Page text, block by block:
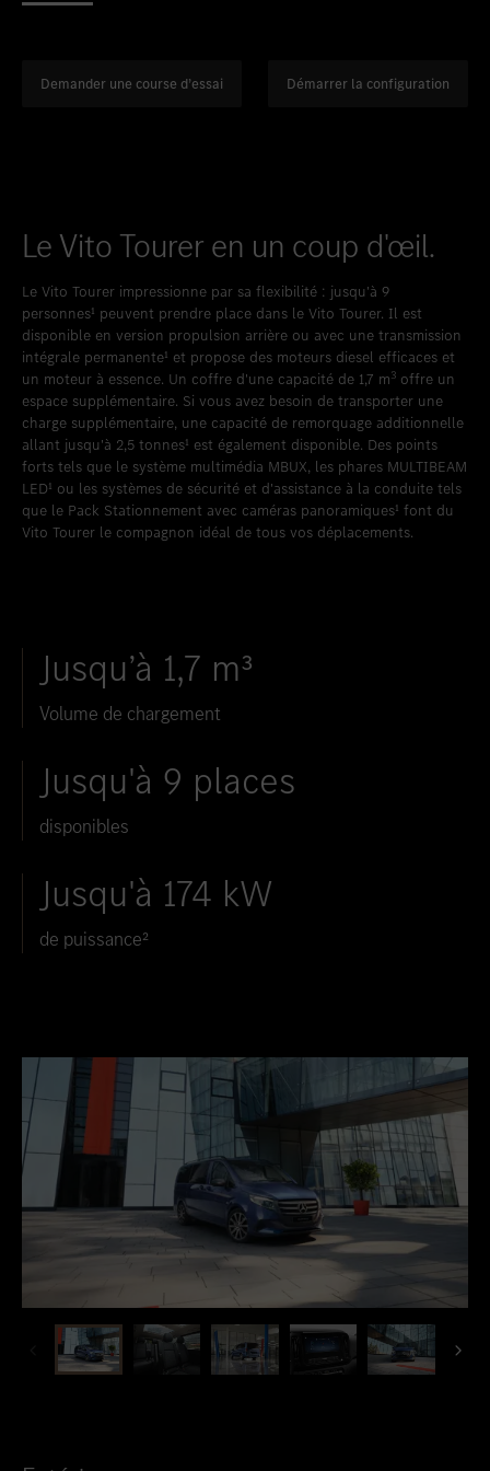
Favoriser le lieu
Bümpliz
Favoriser le lieu
Uetendorf
Favoriser le lieu
Vezia
Favoriser le lieu
Wettingen
Favoriser le lieu
Wetzikon
Favoriser le lieu
Winterthur
Favoriser le lieu
Zürich-Nord
Demander une course d’essai Démarrer la configuration
Le Vito Tourer en un coup d'œil.
Le Vito Tourer impressionne par sa flexibilité : jusqu'à 9
personnes¹ peuvent prendre place dans le Vito Tourer. Il est
disponible en version propulsion arrière ou avec une transmission
intégrale permanente¹ et propose des moteurs diesel efficaces et
un moteur à essence. Un coffre d'une capacité de 1,7 m3 offre un
espace supplémentaire. Si vous avez besoin de transporter une
charge supplémentaire, une capacité de remorquage additionnelle
allant jusqu'à 2,5 tonnes¹ est également disponible. Des points
forts tels que le système multimédia MBUX, les phares MULTIBEAM
LED¹ ou les systèmes de sécurité et d'assistance à la conduite tels
que le Pack Stationnement avec caméras panoramiques¹ font du
Vito Tourer le compagnon idéal de tous vos déplacements.
Jusqu’à 1,7 m³
Volume de chargement
Jusqu'à 9 places
disponibles
Jusqu'à 174 kW
de puissance²